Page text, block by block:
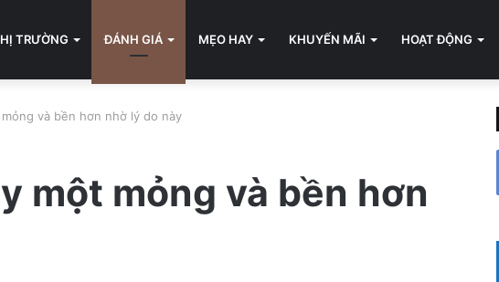
TRƯỜNG ĐÁNH GIÁ MẸO HAY KHUYẾN MÃI HOẠT ĐỘNG
và bền hơn nhờ lý do này
một mỏng và bền hơn